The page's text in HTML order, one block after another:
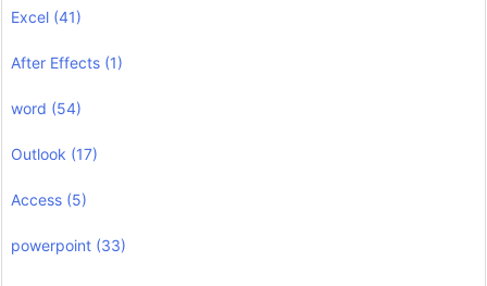
Excel (41)
After Effects (1)
word (54)
Outlook (17)
Access (5)
powerpoint (33)